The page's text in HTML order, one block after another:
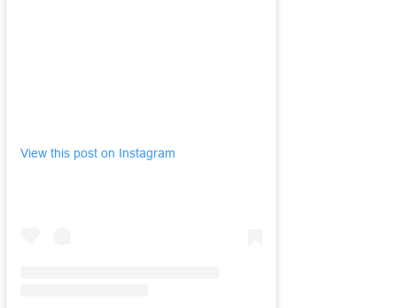
View this post on Instagram